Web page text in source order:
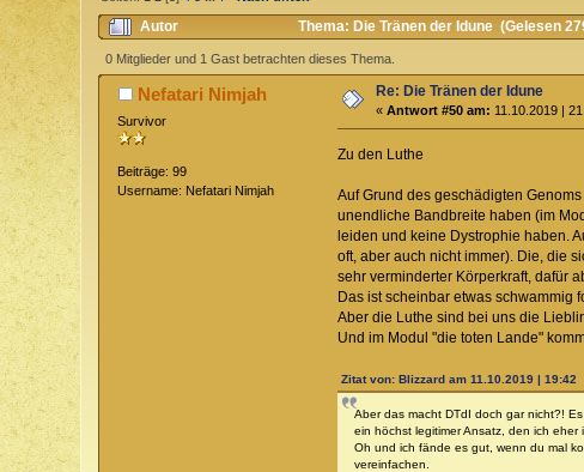
Autor Thema: Die Tränen der Idune (Gelesen
0 Mitglieder und 1 Gast betrachten dieses Thema.
Nefatari Nimjah
Survivor
Beiträge: 99
Username: Nefatari Nimjah
Re: Die Tränen der Idune
«Antwort #50 am: 11.10.2019 |
Zu den Luthe
Auf Grund des geschädigten
unendliche Bandbreite haben (im
leiden und keine Dystrophie haben.
oft, aber auch nicht immer). Die, die
sehr verminderter Körperkraft, dafür
Das ist scheinbar etwas schwammig
Aber die Luthe sind bei uns die
Und im Modul "die toten Lande"
Zitat von: Blizzard am 11.10.2019 | 19:42
Aber das macht DTdI doch gar nicht?!
ein höchst legitimer Ansatz, den ich eher
Oh und ich fände es gut, wenn du mal
vereinfachen.